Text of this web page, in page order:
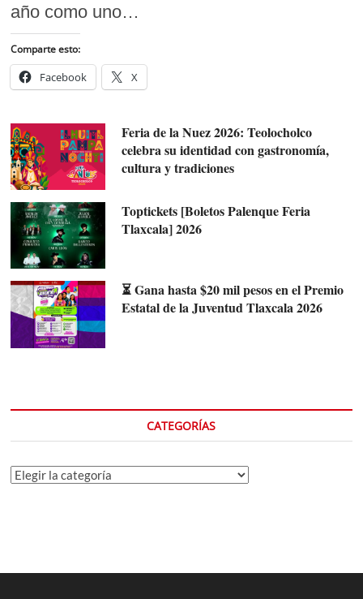
año como uno…
Comparte esto:
Facebook X
Feria de la Nuez 2026: Teolocholco
celebra su identidad con gastronomía,
cultura y tradiciones
Toptickets [Boletos Palenque Feria
Tlaxcala] 2026
⏳ Gana hasta $20 mil pesos en el Premio
Estatal de la Juventud Tlaxcala 2026
CATEGORÍAS
Categorías